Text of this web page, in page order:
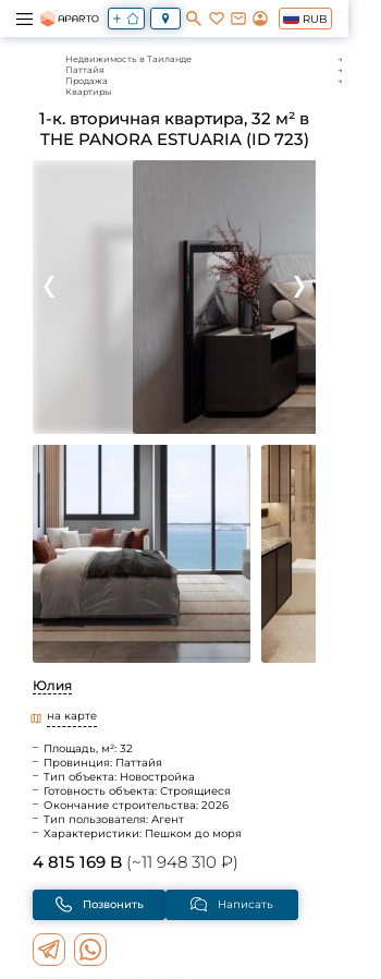
RUB
Недвижимость в Таиланде
Паттайя
Продажа
Квартиры
1-к. вторичная квартира, 32 м² в
THE PANORA ESTUARIA (ID 723)
Юлия
на карте
Площадь, м²: 32
Провинция: Паттайя
Тип объекта: Новостройка
Готовность объекта: Строящиеся
Окончание строительства: 2026
Тип пользователя: Агент
Характеристики: Пешком до моря
4 815 169 B (~11 948 310 ₽)
Позвонить Написать